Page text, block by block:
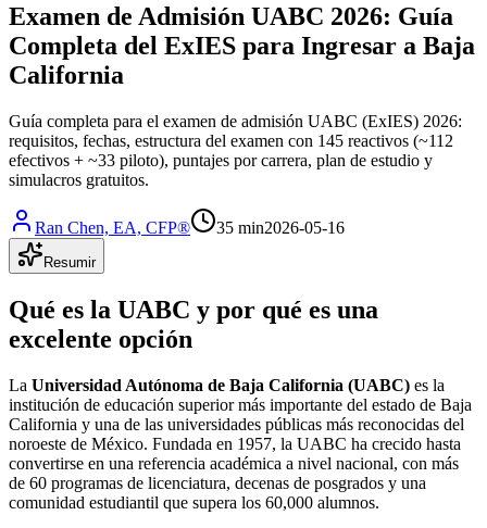
Examen de Admisión UABC 2026: Guía
Completa del ExIES para Ingresar a Baja
California
Guía completa para el examen de admisión UABC (ExIES) 2026:
requisitos, fechas, estructura del examen con 145 reactivos (~112
efectivos + ~33 piloto), puntajes por carrera, plan de estudio y
simulacros gratuitos.
Ran Chen, EA, CFP® 35 min2026-05-16
Resumir
Qué es la UABC y por qué es una
excelente opción
La Universidad Autónoma de Baja California (UABC) es la
institución de educación superior más importante del estado de Baja
California y una de las universidades públicas más reconocidas del
noroeste de México. Fundada en 1957, la UABC ha crecido hasta
convertirse en una referencia académica a nivel nacional, con más
de 60 programas de licenciatura, decenas de posgrados y una
comunidad estudiantil que supera los 60,000 alumnos.